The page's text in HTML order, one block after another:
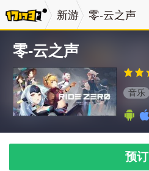
新游 零-云之声
零-云之声
音乐
预订